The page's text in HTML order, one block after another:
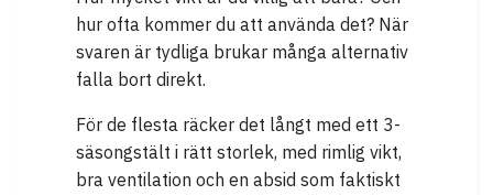
hur ofta kommer du att använda det? När
svaren är tydliga brukar många alternativ
falla bort direkt.
För de flesta räcker det långt med ett 3-
säsongstält i rätt storlek, med rimlig vikt,
bra ventilation och en absid som faktiskt